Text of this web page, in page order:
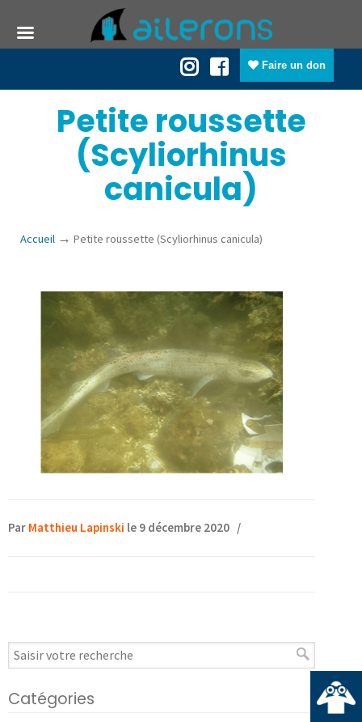
Faire un don
Petite roussette
(Scyliorhinus
canicula)
Accueil → Petite roussette (Scyliorhinus canicula)
Par Matthieu Lapinski le 9 décembre 2020 /
Catégories